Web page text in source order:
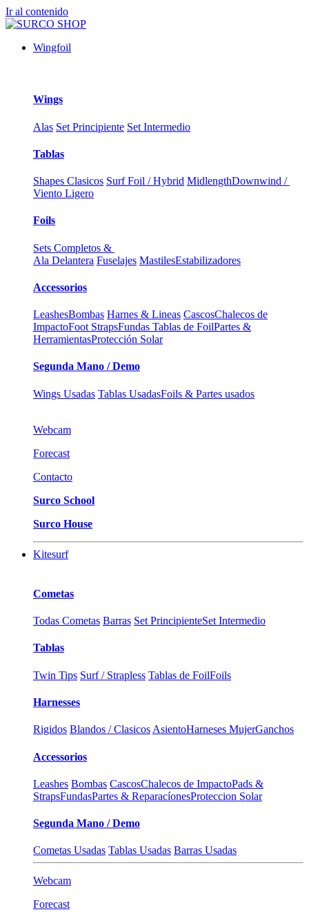
Ir al contenido
Wingfoil
Wings
Alas Set Principiente Set Intermedio
Tablas
Shapes Clasicos Surf Foil / Hybrid MidlengthDownwind /
Viento Ligero
Foils
Sets Completos &
Ala Delantera Fuselajes MastilesEstabilizadores
Accessorios
LeashesBombas Harnes & Lineas CascosChalecos de
ImpactoFoot StrapsFundas Tablas de FoilPartes &
HerramientasProtección Solar
Segunda Mano / Demo
Wings Usadas Tablas UsadasFoils & Partes usados
Webcam
Forecast
Contacto
Surco School
Surco House
Kitesurf
Cometas
Todas Cometas Barras Set PrincipienteSet Intermedio
Tablas
Twin Tips Surf / Strapless Tablas de FoilFoils
Harnesses
Rigidos Blandos / Clasicos AsientoHarneses MujerGanchos
Accessorios
Leashes Bombas CascosChalecos de ImpactoPads &
StrapsFundasPartes & ReparacíonesProteccion Solar
Segunda Mano / Demo
Cometas Usadas Tablas Usadas Barras Usadas
Webcam
Forecast